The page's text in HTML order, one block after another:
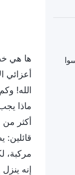
ها هي
أعزائي
الله!
ماذا
أكثر من
قائلين:
مركبة،
إنه